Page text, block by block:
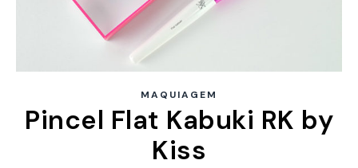
MAQUIAGEM
Pincel Flat Kabuki RK by
Kiss